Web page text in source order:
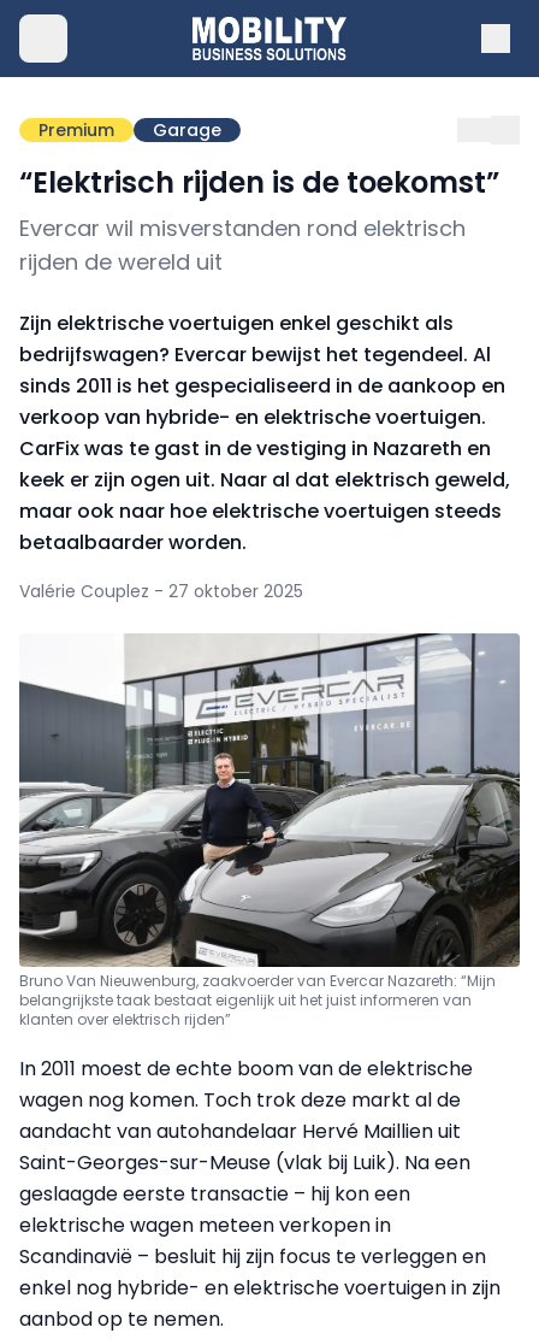
Premium Garage
“Elektrisch rijden is de toekomst”
Evercar wil misverstanden rond elektrisch
rijden de wereld uit
Zijn elektrische voertuigen enkel geschikt als
bedrijfswagen? Evercar bewijst het tegendeel. Al
sinds 2011 is het gespecialiseerd in de aankoop en
verkoop van hybride- en elektrische voertuigen.
CarFix was te gast in de vestiging in Nazareth en
keek er zijn ogen uit. Naar al dat elektrisch geweld,
maar ook naar hoe elektrische voertuigen steeds
betaalbaarder worden.
Valérie Couplez - 27 oktober 2025
Bruno Van Nieuwenburg, zaakvoerder van Evercar Nazareth: “Mijn
belangrijkste taak bestaat eigenlijk uit het juist informeren van
klanten over elektrisch rijden”
In 2011 moest de echte boom van de elektrische
wagen nog komen. Toch trok deze markt al de
aandacht van autohandelaar Hervé Maillien uit
Saint-Georges-sur-Meuse (vlak bij Luik). Na een
geslaagde eerste transactie – hij kon een
elektrische wagen meteen verkopen in
Scandinavië – besluit hij zijn focus te verleggen en
enkel nog hybride- en elektrische voertuigen in zijn
aanbod op te nemen.